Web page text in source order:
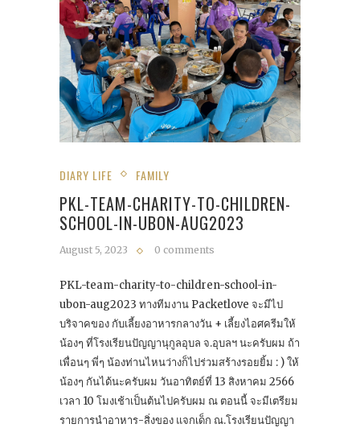
DIARY LIFE FAMILY
PKL-TEAM-CHARITY-TO-CHILDREN-
SCHOOL-IN-UBON-AUG2023
August 5, 2023 0 comments
PKL-team-charity-to-children-school-in-
ubon-aug2023 ทางทีมงาน Packetlove จะมีไป
บริจาคของ กับเลี้ยงอาหารกลางวัน + เลี้ยงไอศครีมให้
น้องๆ ที่​โรงเรียนปัญญานุกูลอุบล จ.อุบลฯ นะครับผม ถ้า
เพื่อนๆ พี่ๆ น้องท่านไหนว่างก็ไปร่วมสร้างรอยยิ้ม : ) ให้
น้องๆ กันได้นะครับผม วันอาทิตย์ที่ 13 สิงหาคม 2566
เวลา 10 โมงเช้าเป็นต้นไปครับผม ณ ตอนนี้ จะมีเตรียม
รายการนำอาหาร-สิ่งของ แจกเด็ก ณ.โรงเรียนปัญญา